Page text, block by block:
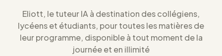
Eliott, le tuteur IA à destination des collégiens,
lycéens et étudiants, pour toutes les matières de
leur programme, disponible à tout moment de la
journée et en illimité